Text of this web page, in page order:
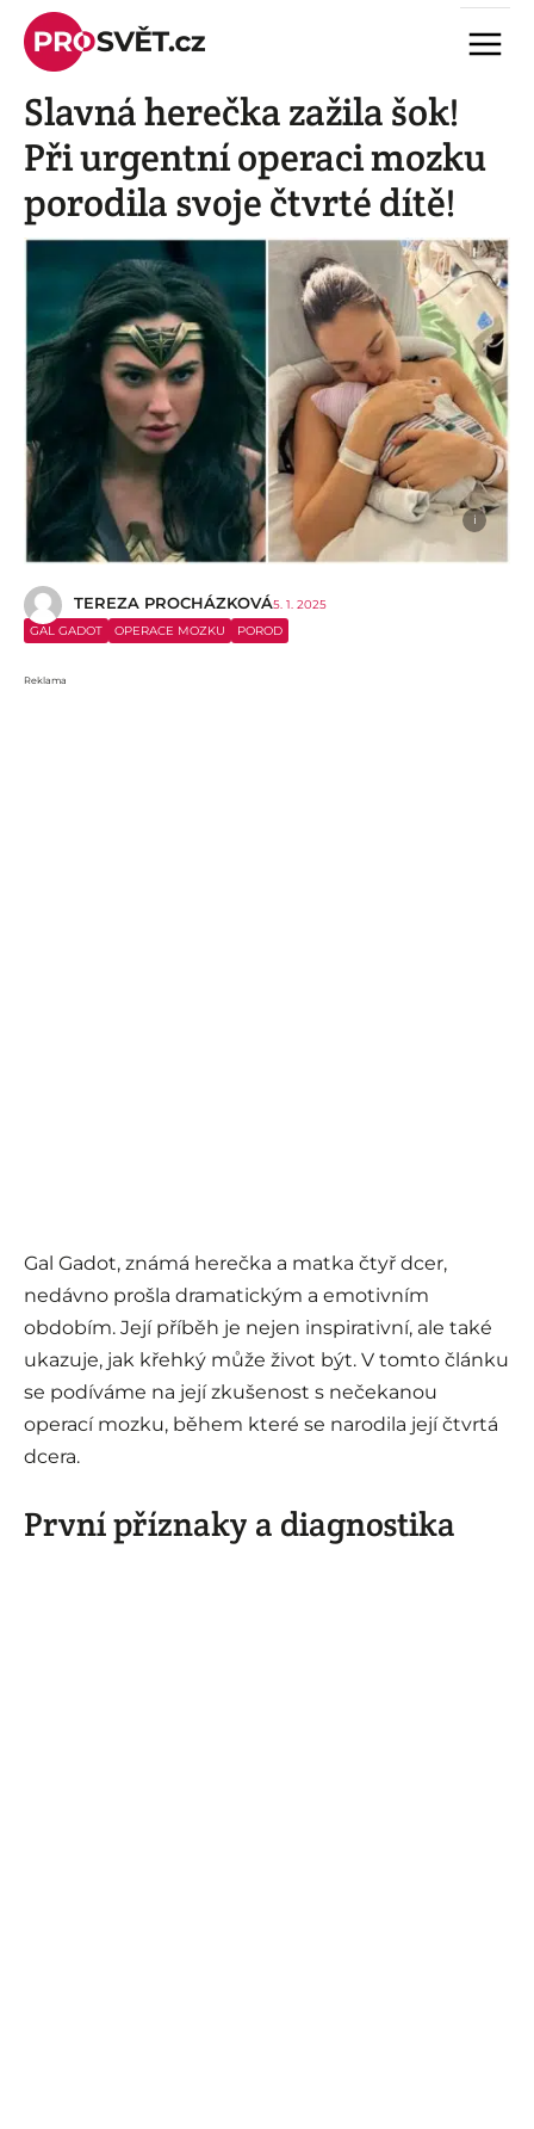
Skip
content
Menu
Slavná herečka zažila šok!
Při urgentní operaci mozku
porodila svoje čtvrté dítě!
i
TEREZA PROCHÁZKOVÁ5. 1. 2025
GAL GADOT
OPERACE MOZKU POROD
Reklama
Gal Gadot, známá herečka a matka čtyř dcer,
nedávno prošla dramatickým a emotivním
obdobím. Její příběh je nejen inspirativní, ale také
ukazuje, jak křehký může život být. V tomto článku
se podíváme na její zkušenost s nečekanou
operací mozku, během které se narodila její čtvrtá
dcera.
První příznaky a diagnostika